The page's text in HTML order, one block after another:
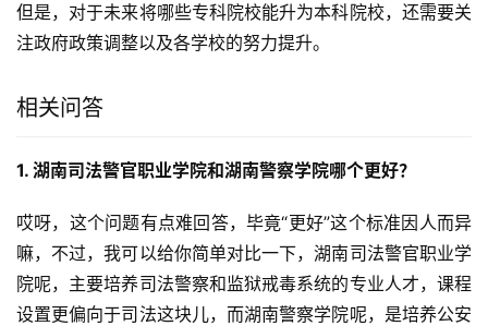
但是，对于未来将哪些专科院校能升为本科院校，还需要关
注政府政策调整以及各学校的努力提升。
相关问答
1. 湖南司法警官职业学院和湖南警察学院哪个更好？
哎呀，这个问题有点难回答，毕竟“更好”这个标准因人而异
嘛，不过，我可以给你简单对比一下，湖南司法警官职业学
院呢，主要培养司法警察和监狱戒毒系统的专业人才，课程
设置更偏向于司法这块儿，而湖南警察学院呢，是培养公安